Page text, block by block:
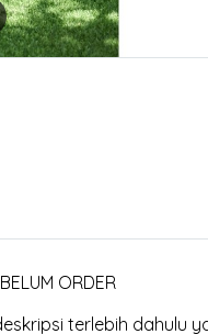
ORDER
terlebih dahulu